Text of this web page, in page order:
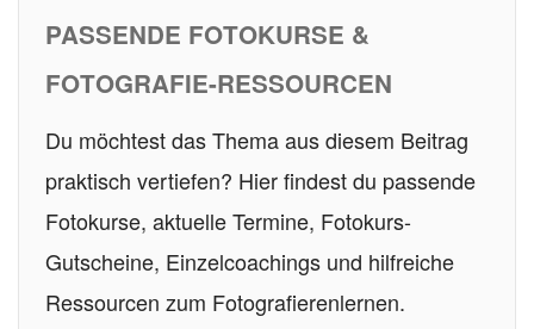
PASSENDE FOTOKURSE &
FOTOGRAFIE-RESSOURCEN
Du möchtest das Thema aus diesem Beitrag
praktisch vertiefen? Hier findest du passende
Fotokurse, aktuelle Termine, Fotokurs-
Gutscheine, Einzelcoachings und hilfreiche
Ressourcen zum Fotografierenlernen.